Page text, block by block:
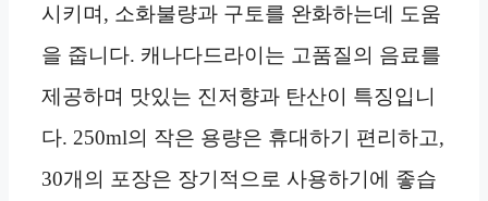
시키며, 소화불량과 구토를 완화하는데 도움
을 줍니다. 캐나다드라이는 고품질의 음료를
제공하며 맛있는 진저향과 탄산이 특징입니
다. 250ml의 작은 용량은 휴대하기 편리하고,
30개의 포장은 장기적으로 사용하기에 좋습